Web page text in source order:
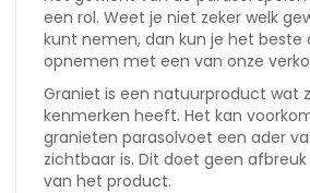
een rol. Weet je niet zeker welk
kunt nemen, dan kun je het
opnemen met een van onze
Graniet is een natuurproduct wat
kenmerken heeft. Het kan
granieten parasolvoet een ader
zichtbaar is. Dit doet geen
van het product.